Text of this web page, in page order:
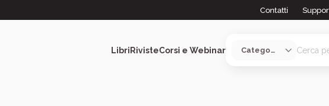
Contatti
LibriRivisteCorsi e Webinar